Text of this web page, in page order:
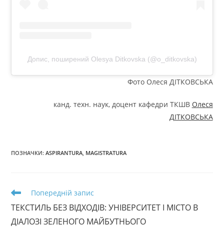
Допис, поширений Olesya Ditkovska (@o_ditkovska)
Фото Олеся ДІТКОВСЬКА
канд. техн. наук, доцент кафедри ТКШВ Олеся
ДІТКОВСЬКА
ПОЗНАЧКИ:ASPIRANTURA, MAGISTRATURA
Прочитати
статей
Попередній запис
ТЕКСТИЛЬ БЕЗ ВІДХОДІВ: УНІВЕРСИТЕТ І МІСТО В
ДІАЛОЗІ ЗЕЛЕНОГО МАЙБУТНЬОГО